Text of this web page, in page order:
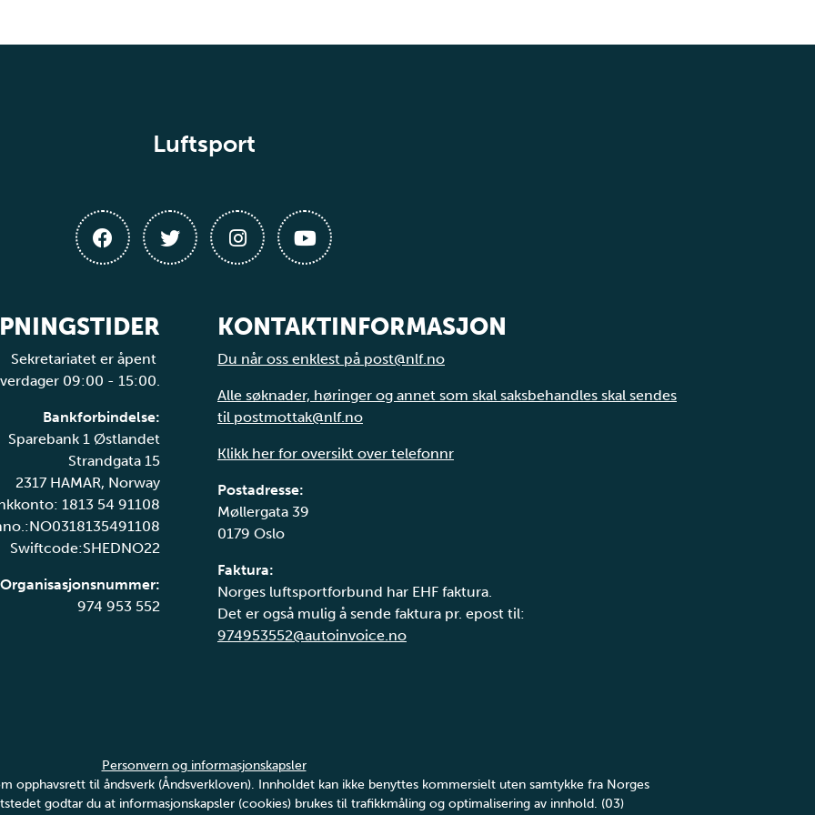
Luftsport
Sekretariatet er åpent
09:00 - 15:00.
Bankforbindelse:
Sparebank 1 Østlandet
Strandgata 15
2317 HAMAR, Norway
1813 54 91108
Swiftcode:SHEDNO22
Organisasjonsnummer:
974 953 552
KONTAKTINFORMASJON
Du når oss enklest på post@nlf.no
Alle søknader, høringer og annet som skal saksbehandles skal sendes
til postmottak@nlf.no
Klikk her for oversikt over telefonnr
Postadresse:
Møllergata 39
0179 Oslo
Faktura:
Norges luftsportforbund har EHF faktura.
Det er også mulig å sende faktura pr. epost til:
974953552@autoinvoice.no
Personvern og informasjonskapsler
opphavsrett til åndsverk (Åndsverkloven). Innholdet kan ikke benyttes kommersielt uten samtykke fra Norges
godtar du at informasjonskapsler (cookies) brukes til trafikkmåling og optimalisering av innhold. (03)